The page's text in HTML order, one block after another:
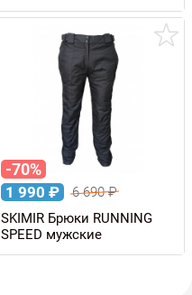
-70%
1 990 ₽ 6 690₽
SKIMIR Брюки RUNNING
SPEED мужские